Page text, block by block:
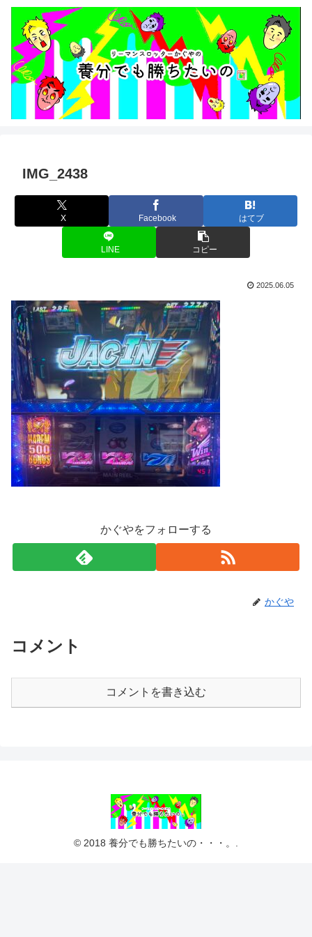
IMG_2438
X Facebook はてブ
LINE コピー
2025.06.05
かぐやをフォローする
かぐや
コメント
コメントを書き込む
© 2018 養分でも勝ちたいの・・・。.